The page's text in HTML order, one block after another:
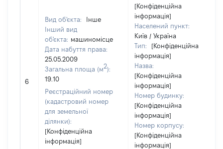
6
Вид об'єкта:
Інше
Інший вид
об'єкта: машиномісце
Дата набуття права:
25.05.2009
Загальна площа (м2):
19.10
Реєстраційний номер
(кадастровий номер
для земельної
ділянки):
[Конфіденційна
інформація]
[Конфіденційна
інформація]
Населений пункт:
Київ / Україна
Тип:
[Конфіденційна
інформація]
Назва:
[Конфіденційна
інформація]
Номер будинку:
[Конфіденційна
інформація]
Номер корпусу:
[Конфіденційна
інформація]